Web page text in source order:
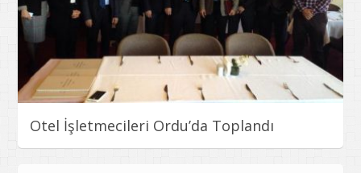
Otel İşletmecileri Ordu’da Toplandı